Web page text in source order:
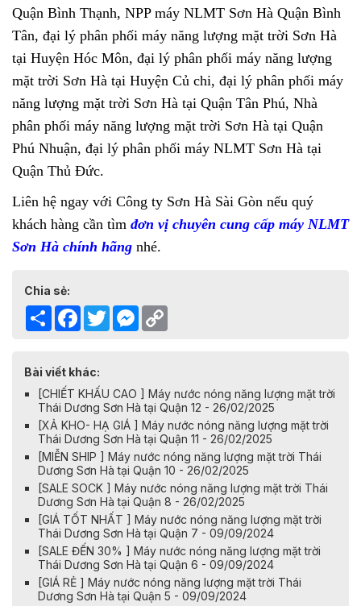
Quận Bình Thạnh, NPP máy NLMT Sơn Hà Quận Bình
Tân, đại lý phân phối máy năng lượng mặt trời Sơn Hà
tại Huyện Hóc Môn, đại lý phân phối máy năng lượng
mặt trời Sơn Hà tại Huyện Củ chi, đại lý phân phối máy
năng lượng mặt trời Sơn Hà tại Quận Tân Phú, Nhà
phân phối máy năng lượng mặt trời Sơn Hà tại Quận
Phú Nhuận, đại lý phân phối máy NLMT Sơn Hà tại
Quận Thủ Đức.
Liên hệ ngay với Công ty Sơn Hà Sài Gòn nếu quý
khách hàng cần tìm đơn vị chuyên cung cấp máy NLMT
Sơn Hà chính hãng nhé.
Chia sẻ:
Share Facebook
TwitterMessenger
Bài viết khác:
[CHIẾT KHẤU CAO ] Máy nước nóng năng lượng mặt trời
Thái Dương Sơn Hà tại Quận 12 - 26/02/2025
[XẢ KHO- HẠ GIÁ ] Máy nước nóng năng lượng mặt trời
Thái Dương Sơn Hà tại Quận 11 - 26/02/2025
[MIỄN SHIP ] Máy nước nóng năng lượng mặt trời Thái
Dương Sơn Hà tại Quận 10 - 26/02/2025
[SALE SOCK ] Máy nước nóng năng lượng mặt trời Thái
Dương Sơn Hà tại Quận 8 - 26/02/2025
[GIÁ TỐT NHẤT ] Máy nước nóng năng lượng mặt trời
Thái Dương Sơn Hà tại Quận 7 - 09/09/2024
[SALE ĐẾN 30% ] Máy nước nóng năng lượng mặt trời
Thái Dương Sơn Hà tại Quận 6 - 09/09/2024
[GIÁ RẺ ] Máy nước nóng năng lượng mặt trời Thái
Dương Sơn Hà tại Quận 5 - 09/09/2024